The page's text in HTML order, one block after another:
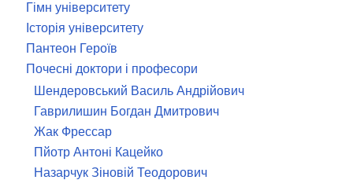
Гімн університету
Історія університету
Пантеон Героїв
Почесні доктори і професори
Шендеровський Василь Андрійович
Гаврилишин Богдан Дмитрович
Жак Фрессар
Пйотр Антоні Кацейко
Назарчук Зіновій Теодорович